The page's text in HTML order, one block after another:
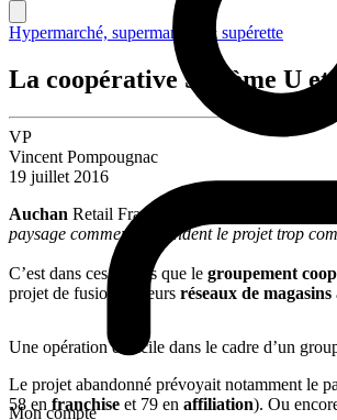
Mon compte
Hypermarché, supermarché & supérette
La coopérative Système U
VP
Vincent Pompougnac
19 juillet 2016
Auchan Retail France et
« ont
paysage commercial, rendent le projet trop
C’est dans ces termes que le groupement
projet de fusionner leurs réseaux de magasins
Une opération difficile dans le cadre d’un
Le projet abandonné prévoyait notamment le
58 en franchise et 79 en affiliation). Ou